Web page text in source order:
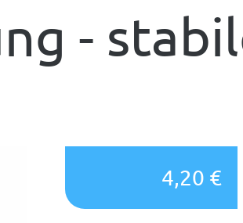
-
4,20 €